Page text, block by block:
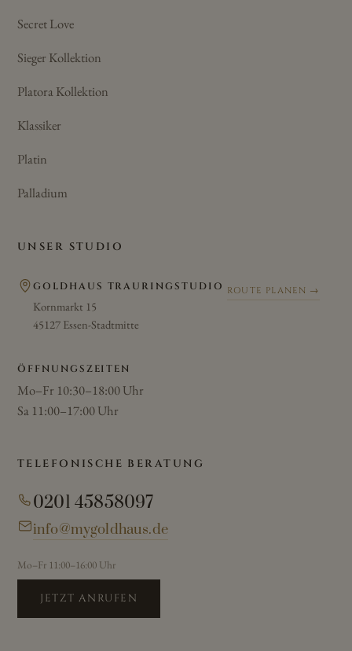
Secret Love
Sieger Kollektion
Platora Kollektion
Klassiker
Platin
Palladium
UNSER STUDIO
GOLDHAUS TRAURINGSTUDIO
Kornmarkt 15
45127 Essen-Stadtmitte
ROUTE PLANEN →
ÖFFNUNGSZEITEN
Mo–Fr 10:30–18:00 Uhr
Sa 11:00–17:00 Uhr
TELEFONISCHE BERATUNG
0201 45858097
info@mygoldhaus.de
Mo–Fr 11:00–16:00 Uhr
JETZT ANRUFEN